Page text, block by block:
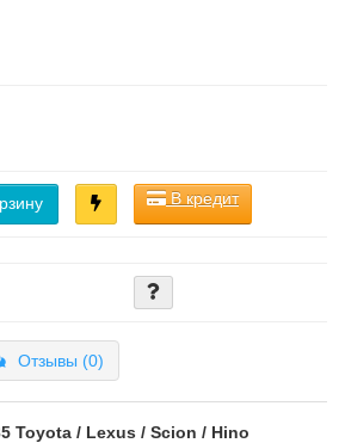
В кредит
Отзывы (0)
Toyota / Lexus / Scion / Hino